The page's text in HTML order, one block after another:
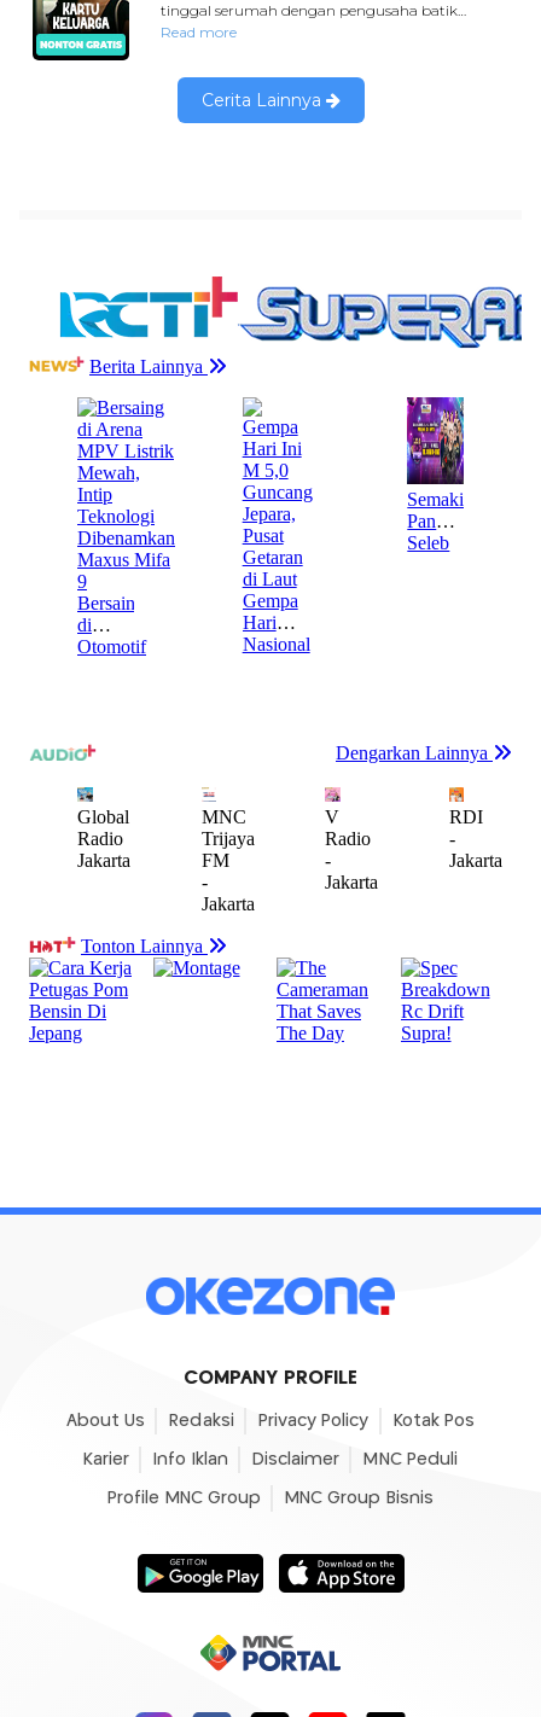
COMPANY PROFILE
About Us Redaksi Privacy Policy Kotak Pos
Karier Info Iklan Disclaimer MNC Peduli
Profile MNC Group MNC Group Bisnis